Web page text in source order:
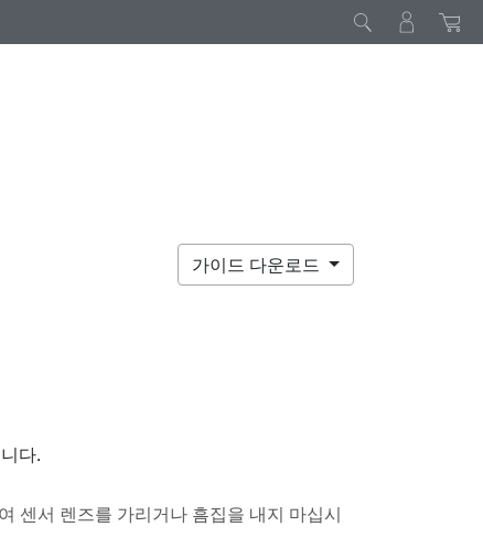
가이드 다운로드
다.
센서 렌즈를 가리거나 흠집을 내지 마십시